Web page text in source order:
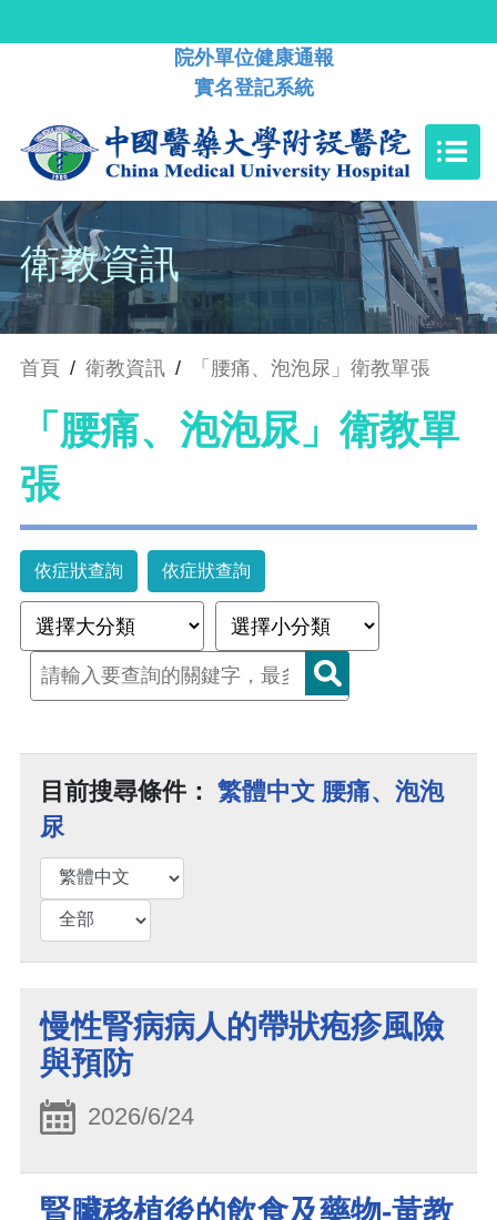
院外單位健康通報
實名登記系統
衛教資訊
首頁 / 衛教資訊 / 「腰痛、泡泡尿」衛教單張
「腰痛、泡泡尿」衛教單
張
依症狀查詢 依症狀查詢
目前搜尋條件： 繁體中文 腰痛、泡泡
尿
慢性腎病病人的帶狀疱疹風險
與預防
2026/6/24
腎臟移植後的飲食及藥物-黃教